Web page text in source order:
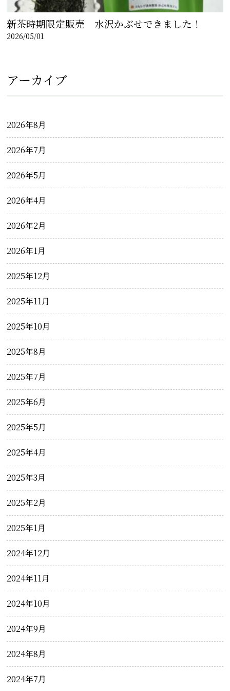
新茶時期限定販売 水沢かぶせできました！
2026/05/01
アーカイブ
2026年8月
2026年7月
2026年5月
2026年4月
2026年2月
2026年1月
2025年12月
2025年11月
2025年10月
2025年8月
2025年7月
2025年6月
2025年5月
2025年4月
2025年3月
2025年2月
2025年1月
2024年12月
2024年11月
2024年10月
2024年9月
2024年8月
2024年7月